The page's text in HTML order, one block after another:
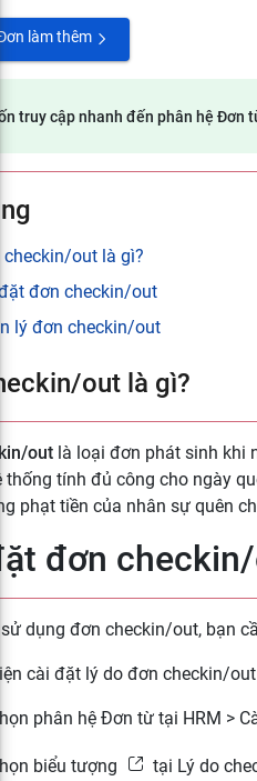
làm thêm
truy cập nhanh đến phân hệ Đơn
out là gì?
đơn checkin/out
lý đơn checkin/out
out là gì?
out là loại đơn phát sinh khi
thống tính đủ công cho ngày
phạt tiền của nhân sự quên
đơn
dụng đơn checkin/out, bạn
cài đặt lý do đơn checkin/
phân hệ Đơn từ tại HRM >
biểu tượng tại Lý do